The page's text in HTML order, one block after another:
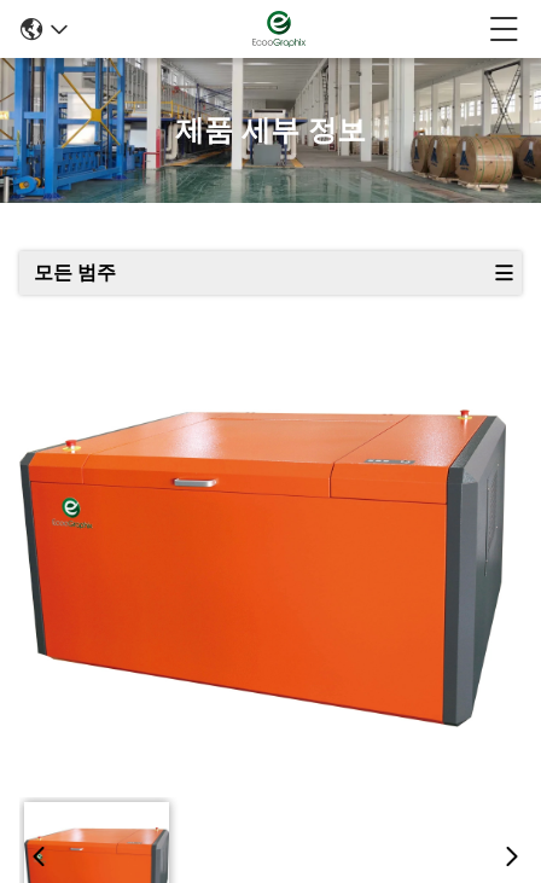
제품 세부 정보
모든 범주